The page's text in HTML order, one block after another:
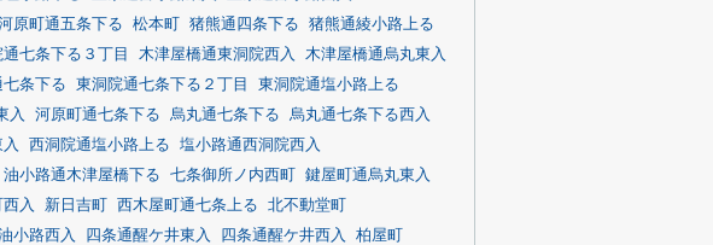
原町通五条下る 松本町 猪熊通四条下る
猪熊通綾小路上る
七条下る３丁目 木津屋橋通東洞院西入
木津屋橋通烏丸東入
条下る 東洞院通七条下る２丁目
東洞院通塩小路上る
入 河原町通七条下る 烏丸通七条下る
烏丸通七条下る西入
西洞院通塩小路上る
塩小路通西洞院西入
油小路通木津屋橋下る 七条御所ノ内西町
鍵屋町通烏丸東入
入 新日吉町 西木屋町通七条上る
北不動堂町
小路西入 四条通醒ケ井東入 四条通醒ケ井西入 柏屋町